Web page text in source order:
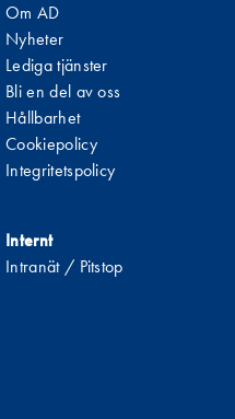
Om AD
Nyheter
Lediga tjänster
Bli en del av oss
Hållbarhet
Cookiepolicy
Integritetspolicy
Internt
Intranät / Pitstop